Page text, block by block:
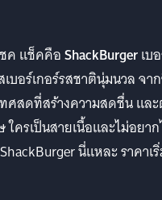
ชค แช็คคือShackBurgerเบ
บอร์เกอร์รสชาตินุ่มนวล จา
ทศสดที่สร้างความสดชื่น แล
ครเป็นสายเนื้อและไม่อยา
นี่แหละ ราคาเ